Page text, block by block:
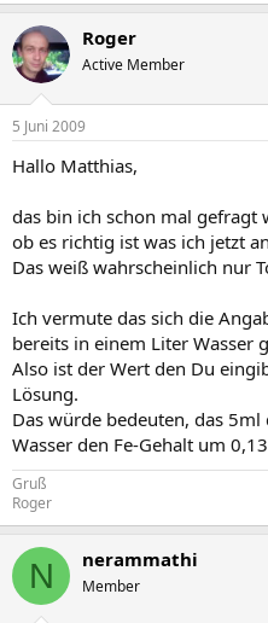
Roger
Active Member
5 Juni 2009
Hallo Matthias,
das bin ich schon mal
ob es richtig ist was ich jetzt
Das weiß wahrscheinlich nur
Ich vermute das sich die
bereits in einem Liter Wasser
Also ist der Wert den Du
Lösung.
Das würde bedeuten, das
Wasser den Fe-Gehalt um
Gruß
Roger
N nerammathi
Member